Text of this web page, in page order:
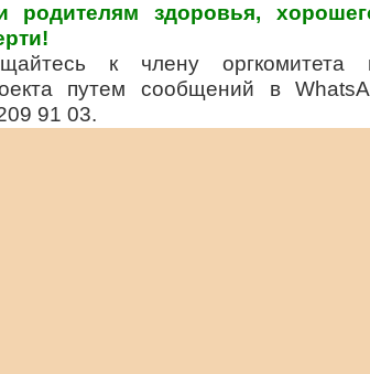
здоровья,
к члену оргкомитета
путем сообщений в
91 03.